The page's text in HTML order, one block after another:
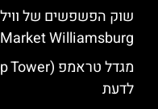
Market Williamsburg)
לדעת